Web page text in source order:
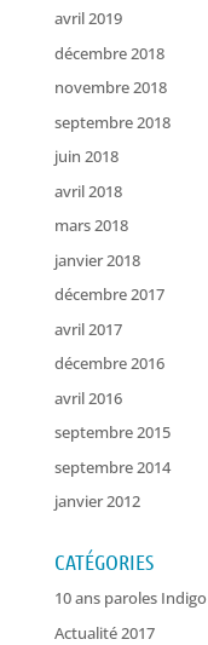
avril 2019
décembre 2018
novembre 2018
septembre 2018
juin 2018
avril 2018
mars 2018
janvier 2018
décembre 2017
avril 2017
décembre 2016
avril 2016
septembre 2015
septembre 2014
janvier 2012
CATÉGORIES
10 ans paroles Indigo
Actualité 2017